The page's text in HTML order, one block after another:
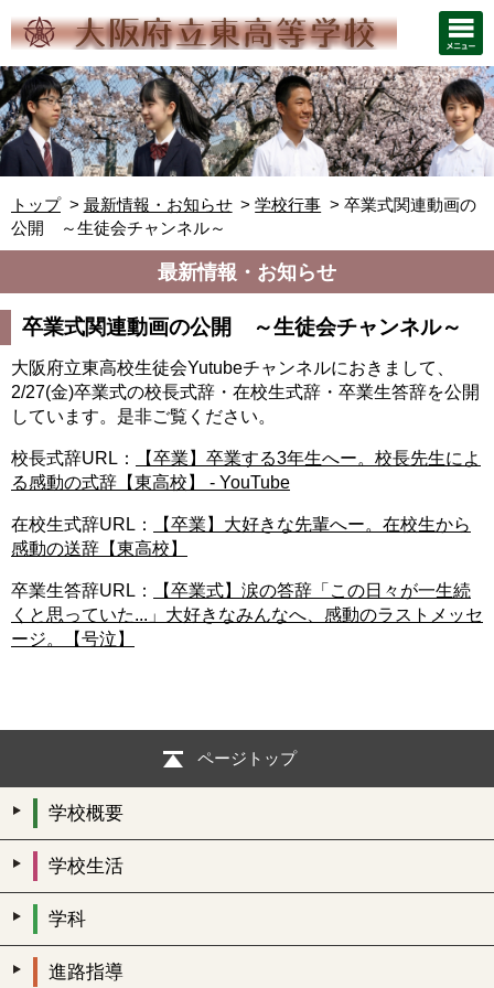
トップ 最新情報・お知らせ 学校行事
卒業式関連動画の
公開 ～生徒会チャンネル～
最新情報・お知らせ
卒業式関連動画の公開 ～生徒会チャンネル～
大阪府立東高校生徒会Yutubeチャンネルにおきまして、
2/27(金)卒業式の校長式辞・在校生式辞・卒業生答辞を公開
しています。是非ご覧ください。
校長式辞URL：
【卒業】卒業する3年生へー。校長先生によ
る感動の式辞【東高校】 - YouTube
在校生式辞URL：
【卒業】大好きな先輩へー。在校生から
感動の送辞【東高校】
卒業生答辞URL：
【卒業式】涙の答辞「この日々が一生続
くと思っていた...」大好きなみんなへ、感動のラストメッセ
ージ。【号泣】
ページトップ
学校概要
学校生活
学科
進路指導